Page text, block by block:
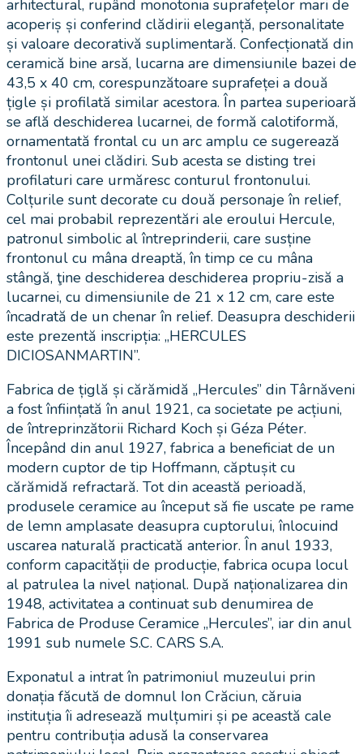
arhitectural, rupând monotonia suprafețelor mari de
acoperiș și conferind clădirii eleganță, personalitate
și valoare decorativă suplimentară. Confecționată din
ceramică bine arsă, lucarna are dimensiunile bazei de
43,5 x 40 cm, corespunzătoare suprafeței a două
țigle și profilată similar acestora. În partea superioară
se află deschiderea lucarnei, de formă calotiformă,
ornamentată frontal cu un arc amplu ce sugerează
frontonul unei clădiri. Sub acesta se disting trei
profilaturi care urmăresc conturul frontonului.
Colțurile sunt decorate cu două personaje în relief,
cel mai probabil reprezentări ale eroului Hercule,
patronul simbolic al întreprinderii, care susține
frontonul cu mâna dreaptă, în timp ce cu mâna
stângă, ţine deschiderea deschiderea propriu-zisă a
lucarnei, cu dimensiunile de 21 x 12 cm, care este
încadrată de un chenar în relief. Deasupra deschiderii
este prezentă inscripția: „HERCULES
DICIOSANMARTIN”.
Fabrica de țiglă și cărămidă „Hercules” din Târnăveni
a fost înființată în anul 1921, ca societate pe acțiuni,
de întreprinzătorii Richard Koch și Géza Péter.
Începând din anul 1927, fabrica a beneficiat de un
modern cuptor de tip Hoffmann, căptușit cu
cărămidă refractară. Tot din această perioadă,
produsele ceramice au început să fie uscate pe rame
de lemn amplasate deasupra cuptorului, înlocuind
uscarea naturală practicată anterior. În anul 1933,
conform capacității de producție, fabrica ocupa locul
al patrulea la nivel național. După naționalizarea din
1948, activitatea a continuat sub denumirea de
Fabrica de Produse Ceramice „Hercules”, iar din anul
1991 sub numele S.C. CARS S.A.
Exponatul a intrat în patrimoniul muzeului prin
donația făcută de domnul Ion Crăciun, căruia
instituția îi adresează mulțumiri și pe această cale
pentru contribuția adusă la conservarea